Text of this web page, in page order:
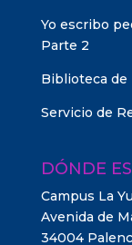
Yo escribo
Parte 2
Biblioteca de
Servicio de
DÓNDE
Campus La
Avenida de
34004